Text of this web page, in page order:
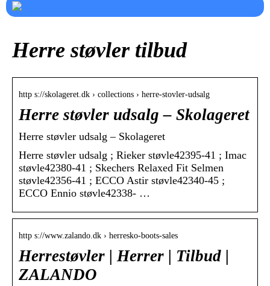
Herre støvler tilbud
http s://skolageret.dk › collections › herre-stovler-udsalg
Herre støvler udsalg – Skolageret
Herre støvler udsalg – Skolageret
Herre støvler udsalg ; Rieker støvle42395-41 ; Imac
støvle42380-41 ; Skechers Relaxed Fit Selmen
støvle42356-41 ; ECCO Astir støvle42340-45 ;
ECCO Ennio støvle42338- …
http s://www.zalando.dk › herresko-boots-sales
Herrestøvler | Herrer | Tilbud |
ZALANDO